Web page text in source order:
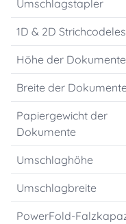
Umschlagstapler
1D & 2D
Höhe der Dokumente
Breite der
Papiergewicht der
Dokumente
Umschlaghöhe
Umschlagbreite
PowerFold-